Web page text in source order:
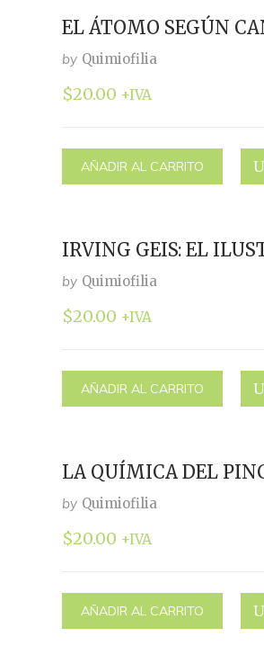
EL ÁTOMO SEGÚN
by Quimiofilia
$20.00 +IVA
AÑADIR AL CARRITO
IRVING GEIS: EL
by Quimiofilia
$20.00 +IVA
AÑADIR AL CARRITO
LA QUÍMICA DEL
by Quimiofilia
$20.00 +IVA
AÑADIR AL CARRITO